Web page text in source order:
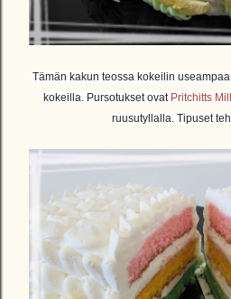
Tämän kakun teossa kokeilin
kokeilla. Pursotukset ovat Pritchitts
ruusutyllalla. Tipuset